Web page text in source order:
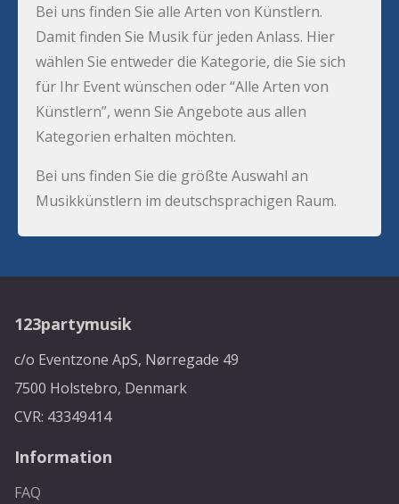
Bei uns finden Sie alle Arten von Künstlern.
Damit finden Sie Musik für jeden Anlass. Hier
wählen Sie entweder die Kategorie, die Sie sich
für Ihr Event wünschen oder “Alle Arten von
Künstlern”, wenn Sie Angebote aus allen
Kategorien erhalten möchten.
Bei uns finden Sie die größte Auswahl an
Musikkünstlern im deutschsprachigen Raum.
123partymusik
c/o Eventzone ApS, Nørregade 49
7500 Holstebro, Denmark
CVR: 43349414
Information
FAQ